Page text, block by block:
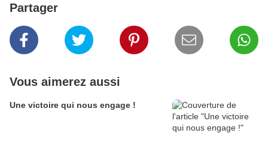
Partager
Vous aimerez aussi
Une victoire qui nous engage !